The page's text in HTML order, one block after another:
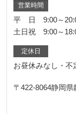
営業時間
平 日 9:00～
土日祝 9:00～
定休日
お昼休みなし・不
〒422-8064静岡県